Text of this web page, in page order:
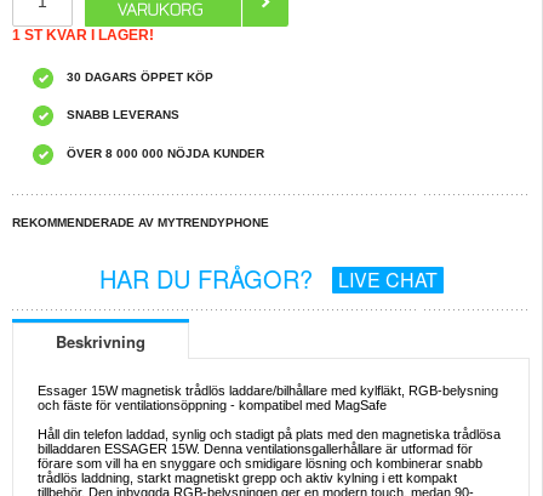
1 ST KVAR I LAGER!
30 DAGARS ÖPPET KÖP
SNABB LEVERANS
ÖVER 8 000 000 NÖJDA KUNDER
REKOMMENDERADE AV MYTRENDYPHONE
HAR DU FRÅGOR? LIVE CHAT
Beskrivning
Essager 15W magnetisk trådlös laddare/bilhållare med kylfläkt, RGB-belysning
och fäste för ventilationsöppning - kompatibel med MagSafe
Håll din telefon laddad, synlig och stadigt på plats med den magnetiska trådlösa
billaddaren ESSAGER 15W. Denna ventilationsgallerhållare är utformad för
förare som vill ha en snyggare och smidigare lösning och kombinerar snabb
trådlös laddning, starkt magnetiskt grepp och aktiv kylning i ett kompakt
tillbehör. Den inbyggda RGB-belysningen ger en modern touch, medan 90-